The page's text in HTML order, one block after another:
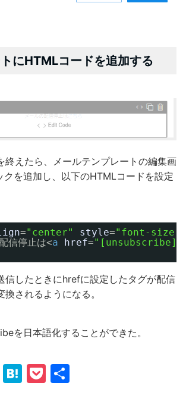
にHTMLコードを追加する
終えたら、メールテンプレートの編集画
クを追加し、以下のHTMLコードを設定
="center" style="font-
信停止は<a href="[unsubscribe]"
信したときにhrefに設定したタグが配信
されるようになる。
を日本語化することができた。
Li H
P